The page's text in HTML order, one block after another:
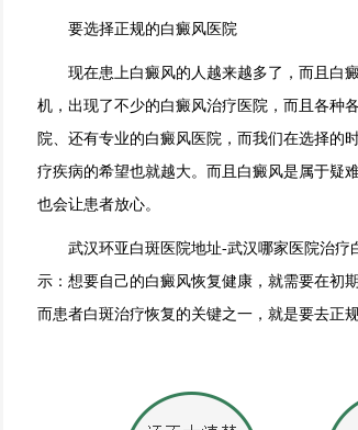
要选择正规的白癜风医院
现在患上白癜风的人越来越多了，而且白癜
机，出现了不少的白癜风治疗医院，而且各种
院、还有专业的白癜风医院，而我们在选择的
疗疾病的希望也就越大。而且白癜风是属于疑
也会让患者放心。
武汉环亚白斑医院地址-武汉哪家医院治疗
示：想要自己的白癜风恢复健康，就需要在初
而患者白斑治疗恢复的关键之一，就是要去正